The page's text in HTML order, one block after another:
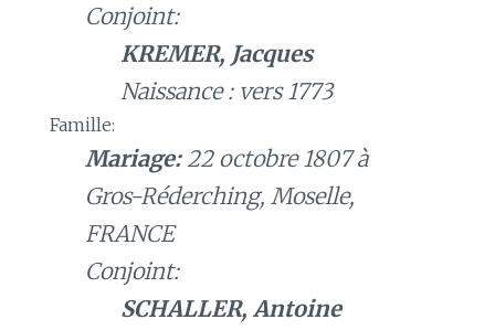
Conjoint:
KREMER, Jacques
Naissance : vers 1773
Famille:
Mariage:22 octobre 1807 à
Gros-Réderching, Moselle,
FRANCE
Conjoint:
SCHALLER, Antoine